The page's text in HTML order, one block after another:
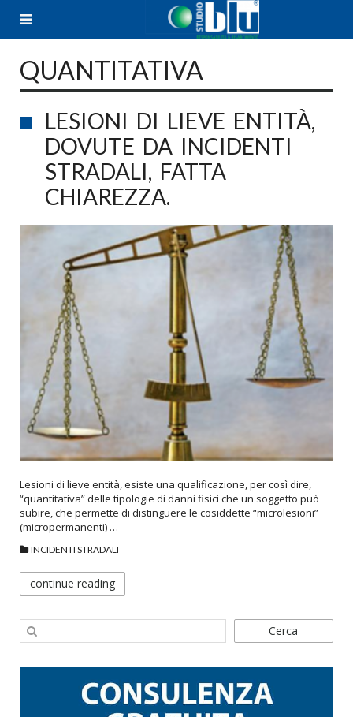
QUANTITATIVA
LESIONI DI LIEVE ENTITÀ,
DOVUTE DA INCIDENTI
STRADALI, FATTA
CHIAREZZA.
Lesioni di lieve entità, esiste una qualificazione, per così dire,
“quantitativa” delle tipologie di danni fisici che un soggetto può
subire, che permette di distinguere le cosiddette “microlesioni”
(micropermanenti) …
INCIDENTI STRADALI
continue reading
Cerca